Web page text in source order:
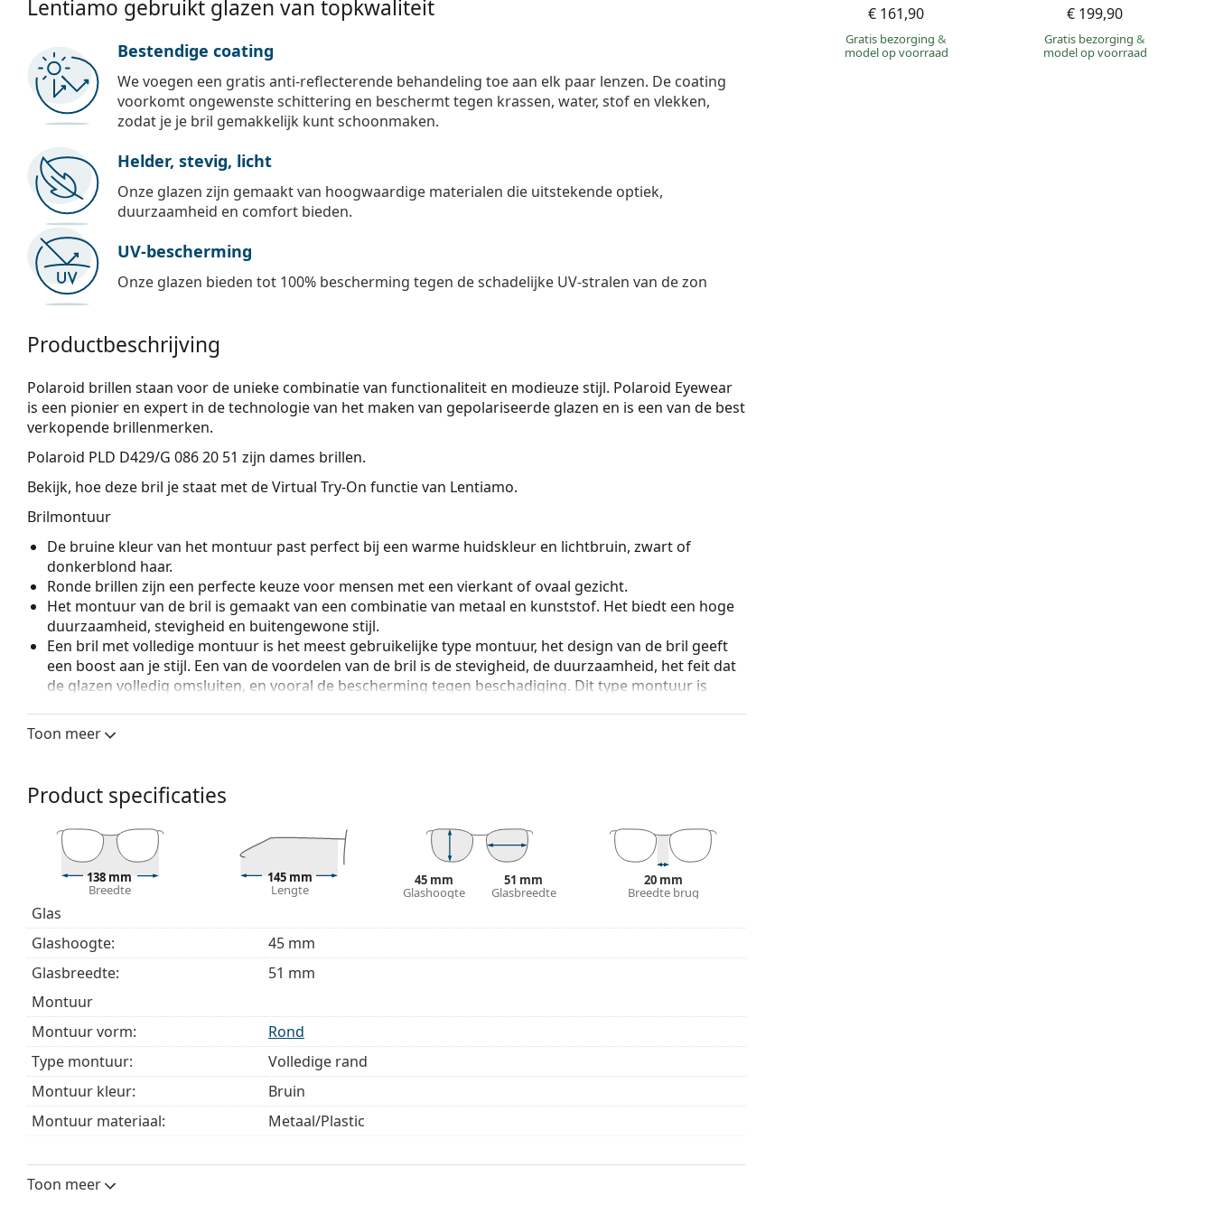
€ 161,90
Gratis bezorging&
model op voorraad
€ 199,90
Gratis bezorging&
model op voorraad
Lentiamo gebruikt glazen van topkwaliteit
Bestendige coating
We voegen een gratis anti-reflecterende behandeling toe aan elk paar lenzen. De coating
voorkomt ongewenste schittering en beschermt tegen krassen, water, stof en vlekken,
zodat je je bril gemakkelijk kunt schoonmaken.
Helder, stevig, licht
Onze glazen zijn gemaakt van hoogwaardige materialen die uitstekende optiek,
duurzaamheid en comfort bieden.
UV-bescherming
Onze glazen bieden tot 100% bescherming tegen de schadelijke UV-stralen van de zon
Productbeschrijving
Polaroid brillen staan voor de unieke combinatie van functionaliteit en modieuze stijl. Polaroid Eyewear
is een pionier en expert in de technologie van het maken van gepolariseerde glazen en is een van de best
verkopende brillenmerken.
Polaroid PLD D429/G 086 20 51 zijn dames brillen.
Bekijk, hoe deze bril je staat met de Virtual Try-On functie van Lentiamo.
Brilmontuur
De bruine kleur van het montuur past perfect bij een warme huidskleur en lichtbruin, zwart of
donkerblond haar.
Ronde brillen zijn een perfecte keuze voor mensen met een vierkant of ovaal gezicht.
Het montuur van de bril is gemaakt van een combinatie van metaal en kunststof. Het biedt een hoge
duurzaamheid, stevigheid en buitengewone stijl.
Een bril met volledige montuur is het meest gebruikelijke type montuur, het design van de bril geeft
een boost aan je stijl. Een van de voordelen van de bril is de stevigheid, de duurzaamheid, het feit dat
de glazen volledig omsluiten, en vooral de bescherming tegen beschadiging. Dit type montuur is
mogelijk. De neuspads passen zich aan de vorm van de neus aan en zorgen zo voor meer
om schade of breuk door ondeskundige behandeling te voorkomen.
Het meegeleverde doekje is ideaal voor het reinigen en verzorgen van zonnebrillen. Sommige
modellen worden geleverd met een stoffen zakje in plaats van een doekje.
Bekijk het volledige assortiment
brillenvoor meer stijlen of Bekijk onzebrillengids
als je hulp nodig hebt
bij het kiezen.
Het is een medisch hulpmiddel. Lees de instructies voor gebruik.
Toon meer
Product specificaties
138 mm
Breedte
145 mm
Lengte
45 mm
Glashoogte
51 mm
Glasbreedte
20 mm
Breedte brug
Glas
Glashoogte:
45 mm
Glasbreedte:
51 mm
montuur
Montuur vorm:
Rond
Type montuur:
Volledige rand
Montuur kleur:
Bruin
Montuur materiaal:
Metaal/Plastic
Breedte:
Toon meer